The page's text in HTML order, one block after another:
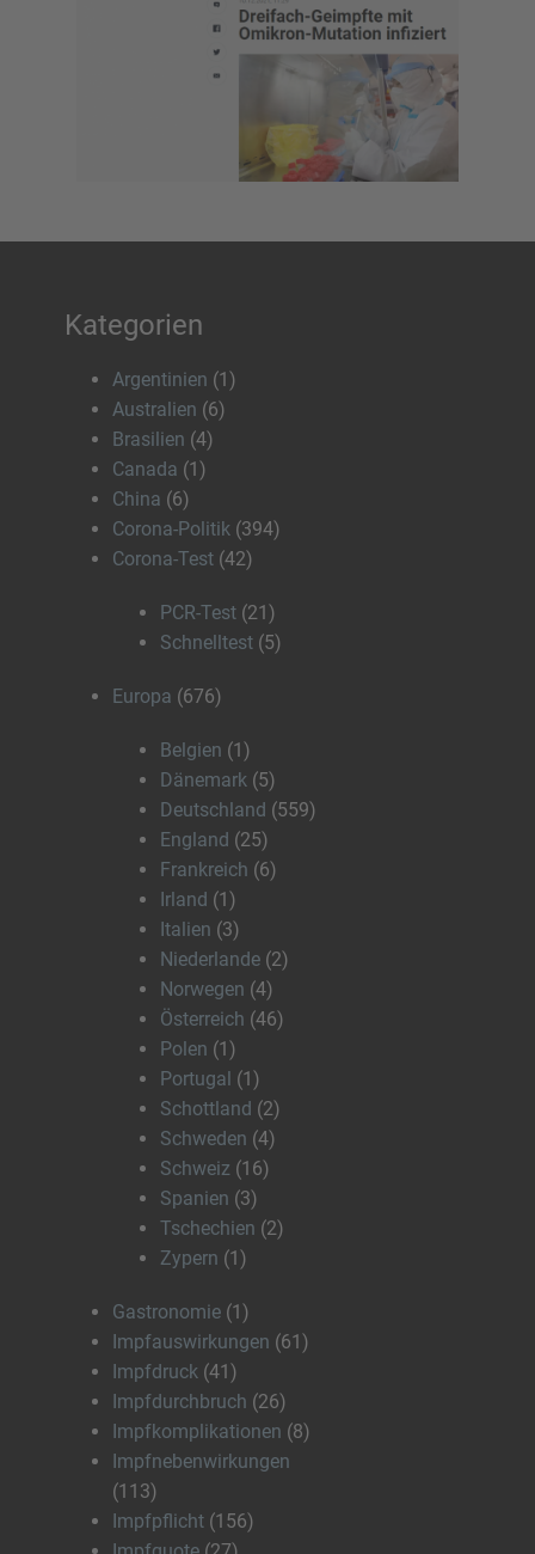
Kategorien
Argentinien (1)
Australien (6)
Brasilien (4)
Canada (1)
China (6)
Corona-Politik (394)
Corona-Test (42)
PCR-Test (21)
Schnelltest (5)
Europa (676)
Belgien (1)
Dänemark (5)
Deutschland (559)
England (25)
Frankreich (6)
Irland (1)
Italien (3)
Niederlande (2)
Norwegen (4)
Österreich (46)
Polen (1)
Portugal (1)
Schottland (2)
Schweden (4)
Schweiz (16)
Spanien (3)
Tschechien (2)
Zypern (1)
Gastronomie (1)
Impfauswirkungen (61)
Impfdruck (41)
Impfdurchbruch (26)
Impfkomplikationen (8)
Impfnebenwirkungen
(113)
Impfpflicht (156)